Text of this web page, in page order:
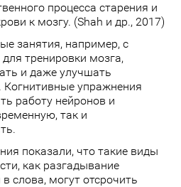
процесса старения и
к мозгу. (Shah и др., 2017)
занятия, например, с
тренировки мозга,
и даже улучшать
Когнитивные упражнения
работу нейронов и
так и
показали, что такие виды
как разгадывание
слова, могут отсрочить